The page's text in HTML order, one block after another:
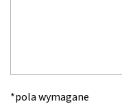
*pola wymagane